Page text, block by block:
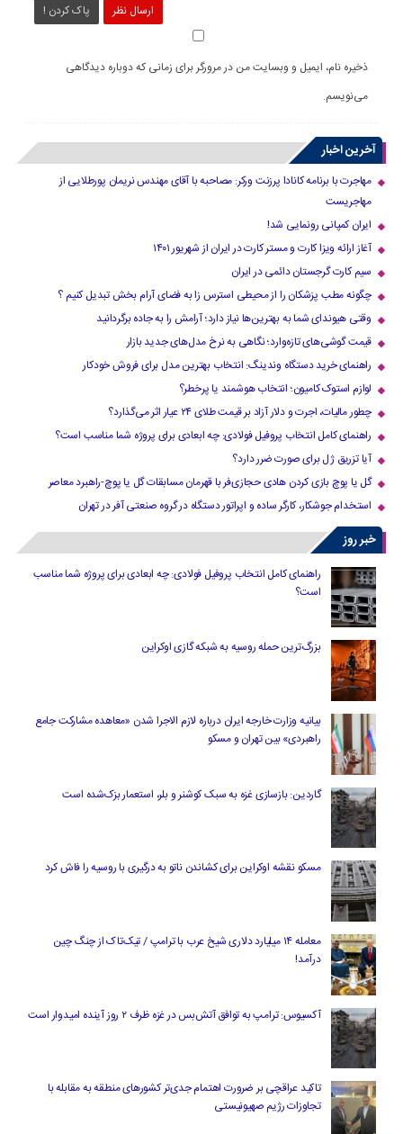
ارسال نظر پاک کردن !
ذخیره نام، ایمیل و وبسایت من در مرورگر برای زمانی که دوباره دیدگاهی
می‌نویسم.
آخرین اخبار
مهاجرت با برنامه کانادا پرزنت ورکر: مصاحبه با آقای مهندس نریمان پورطلایی از
مهاجریست
ایران کمپانی رونمایی شد!
آغاز ارائه ویزا کارت و مستر کارت در ایران از شهریور ۱۴۰۱
سیم کارت گرجستان دائمی در ایران
چگونه مطب پزشکان را از محیطی استرس زا به فضای آرام بخش تبدیل کنیم ؟
وقتی هیوندای شما به بهترین‌ها نیاز دارد؛ آرامش را به جاده برگردانید
قیمت گوشی‌های تازه‌وارد؛ نگاهی به نرخ مدل‌های جدید بازار
راهنمای خرید دستگاه وندینگ: انتخاب بهترین مدل برای فروش خودکار
لوازم استوک کامیون؛ انتخاب هوشمند یا پرخطر؟
چطور مالیات، اجرت و دلار آزاد بر قیمت طلای ۲۴ عیار اثر می‌گذارد؟
راهنمای کامل انتخاب پروفیل فولادی: چه ابعادی برای پروژه شما مناسب است؟
آیا تزریق ژل برای صورت ضرر دارد​؟
گل یا پوچ بازی کردن هادی حجازی‌فر با قهرمان مسابقات گل یا پوچ-راهبرد معاصر
استخدام جوشکار، کارگر ساده و اپراتور دستگاه در گروه صنعتی آفر در تهران
خبر روز
راهنمای کامل انتخاب پروفیل فولادی: چه ابعادی برای پروژه شما مناسب
است؟
بزرگ‌ترین حمله روسیه به شبکه گازی اوکراین
بیانیه وزارت خارجه ایران درباره لازم‌ الاجرا شدن «معاهده مشارکت جامع
راهبردی» بین تهران و مسکو
گاردین: بازسازی غزه به سبک کوشنر و بلر، استعمار بزک‌شده است
مسکو نقشه اوکراین برای کشاندن ناتو به درگیری با روسیه را فاش کرد
معامله ۱۴ میلیارد دلاری شیخ عرب با ترامپ / تیک‌تاک از چنگ چین
درآمد!
آکسیوس: ترامپ به توافق آتش‌بس در غزه ظرف ۲ روز آینده امیدوار است
تاکید عراقچی بر ضرورت اهتمام جدی‌تر کشورهای منطقه به مقابله با
تجاوزات رژیم صهیونیستی